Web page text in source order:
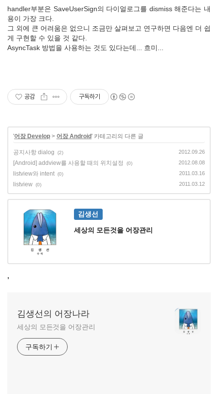
handler부분은 SaveUserSign의 다이얼로그를 dismiss 해준다는 내
용이 가장 크다.
그 외에 큰 어려움은 없으니 조금만 살펴보고 연구하면 다음엔 더 쉽
게 구현할 수 있을 것 같다.
AsyncTask 방법을 사용하는 것도 있다는데... 흐미...
공감 구독하기
'어장 Develop > 어장 Android' 카테고리의 다른 글
공지사항 dialog (2) 2012.09.26
[Android] addview를 사용할 때의 위치설정 (0) 2012.08.08
listview와 intent (0) 2011.03.16
listview (0) 2011.03.12
김생선
세상의 모든것을 어장관리
,
김생선의 어장나라
세상의 모든것을 어장관리
구독하기